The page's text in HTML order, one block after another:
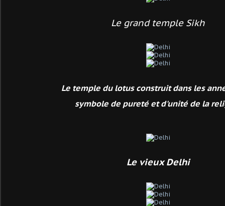
Le grand temple Sikh
Le temple du lotus construit dans les
symbole de pureté et d'unité de la
Le vieux Delhi